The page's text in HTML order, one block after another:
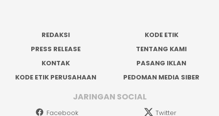
REDAKSI
KODE ETIK
PRESS RELEASE
TENTANG KAMI
KONTAK
PASANG IKLAN
KODE ETIK PERUSAHAAN
PEDOMAN MEDIA SIBER
JARINGAN SOCIAL
Facebook Twitter